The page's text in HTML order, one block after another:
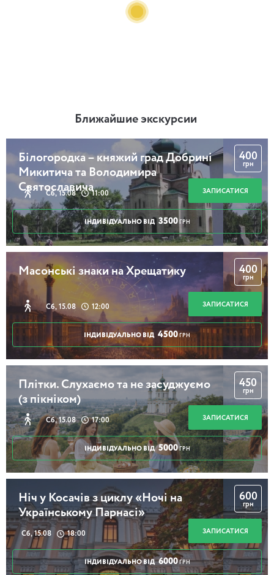
Ближайшие экскурсии
Білогородка – княжий град Добрині
Микитича та Володимира
Святославича
Сб, 15.08 11:00
400
грн
ЗАПИСАТИСЯ
ІНДИВІДУАЛЬНО ВІД 3500 ГРН
Масонські знаки на Хрещатику
Сб, 15.08 12:00
400
грн
ЗАПИСАТИСЯ
ІНДИВІДУАЛЬНО ВІД 4500 ГРН
Плітки. Слухаємо та не засуджуємо
(з пікніком)
Сб, 15.08 17:00
450
грн
ЗАПИСАТИСЯ
ІНДИВІДУАЛЬНО ВІД 5000 ГРН
Ніч у Косачів з циклу «Ночі на
Українському Парнасі»
Сб, 15.08 18:00
600
грн
ЗАПИСАТИСЯ
ІНДИВІДУАЛЬНО ВІД 6000 ГРН